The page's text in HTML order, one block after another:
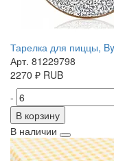
Тарелка для пиццы,
Арт. 81229798
2270 ₽ RUB
-
В корзину
В наличии